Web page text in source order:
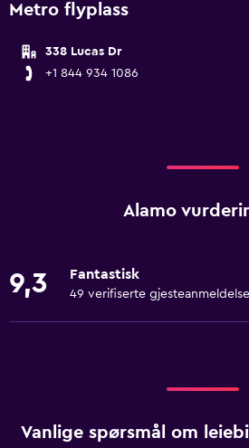
Metro flyplass
338 Lucas Dr
+1 844 934 1086
Alamo
9,3 Fantastisk
49 verifiserte
Vanlige spørsmål om